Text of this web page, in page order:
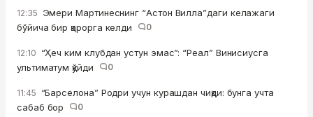
12:35 Эмери Мартинеснинг “Астон Вилла”даги келажаги
бўйича бир қарорга келди
0
12:10 “Ҳеч ким клубдан устун эмас”: “Реал” Винисиусга
ультиматум қўйди
0
11:45 “Барселона” Родри учун курашдан чиқди: бунга учта
сабаб бор
0